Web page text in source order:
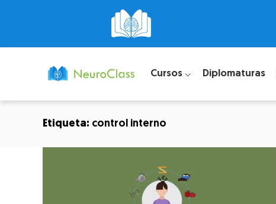
Cursos ⌵ Diplomaturas
Etiqueta: control interno